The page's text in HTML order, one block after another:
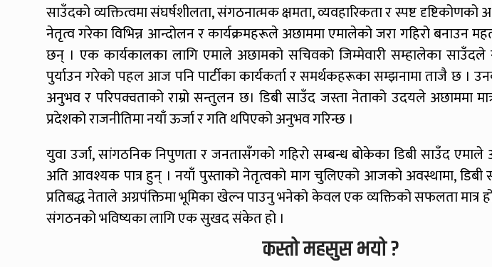
साउँदको व्यक्तित्वमा संघर्षशीलता, संगठनात्मक क्षमता, व्यवहारिकता र स्पष्ट
नेतृत्व गरेका विभिन्न आन्दोलन र कार्यक्रमहरूले अछाममा एमालेको जरा गहिरो बनाउन
छन् । एक कार्यकालका लागि एमाले अछामको सचिवको जिम्मेवारी सम्हालेका
पुर्याउन गरेको पहल आज पनि पार्टीका कार्यकर्ता र समर्थकहरूका सम्झनामा ताजै छ ।
अनुभव र परिपक्वताको राम्रो सन्तुलन छ। डिबी साउँद जस्ता नेताको उदयले अछाममा
प्रदेशको राजनीतिमा नयाँ ऊर्जा र गति थपिएको अनुभव गरिन्छ ।
युवा उर्जा, सांगठनिक निपुणता र जनतासँगको गहिरो सम्बन्ध बोकेका डिबी साउँद एमाले
अति आवश्यक पात्र हुन् । नयाँ पुस्ताको नेतृत्वको माग चुलिएको आजको अवस्थामा, डिबी
प्रतिबद्ध नेताले अग्रपंक्तिमा भूमिका खेल्न पाउनु भनेको केवल एक व्यक्तिको सफलता मात्र
संगठनको भविष्यका लागि एक सुखद संकेत हो ।
कस्तो महसुस भयो ?